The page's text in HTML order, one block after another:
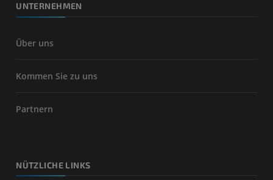
UNTERNEHMEN
Über uns
Kommen Sie zu uns
Partnern
NÜTZLICHE LINKS